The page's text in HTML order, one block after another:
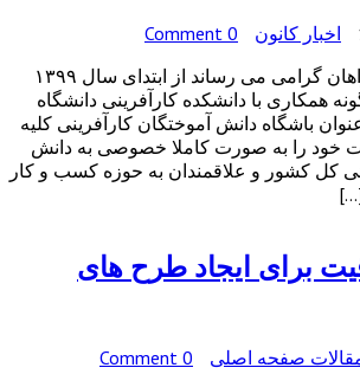
اخبار کانون
0 Comment
به اطلاع کلیه همراهان گرامی می رساند از ابتدای سال ۱۳۹۹
همکاری با دانشکده کارآفرینی دانشگاه
باشگاه دانش آموختگان کارآفرینی کلیه
خود را به صورت کاملا خصوصی به دانش
کل کشور و علاقمندان به حوزه کسب و کار
برای ایجاد طرح های
صفحه اصلی
0 Comment